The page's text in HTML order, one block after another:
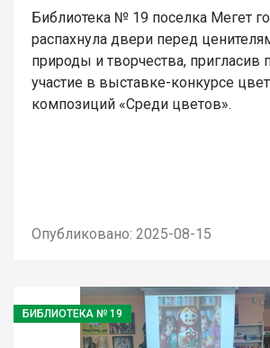
Библиотека № 19 поселка Мегет
распахнула двери перед
природы и творчества, пригласив
участие в выставке-конкурсе
композиций «Среди цветов».
Опубликовано: 2025-08-15
БИБЛИОТЕКА № 19